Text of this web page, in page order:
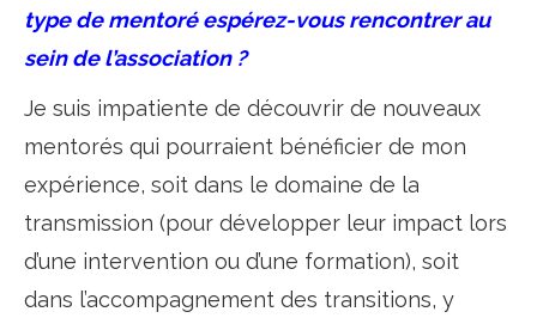
type de mentoré espérez-vous rencontrer au
sein de l’association ?
Je suis impatiente de découvrir de nouveaux
mentorés qui pourraient bénéficier de mon
expérience, soit dans le domaine de la
transmission (pour développer leur impact lors
d’une intervention ou d’une formation), soit
dans l’accompagnement des transitions, y